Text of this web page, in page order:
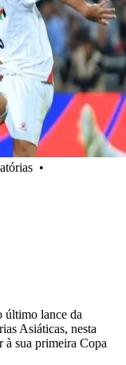
•
último lance da
Asiáticas, nesta
à sua primeira Copa